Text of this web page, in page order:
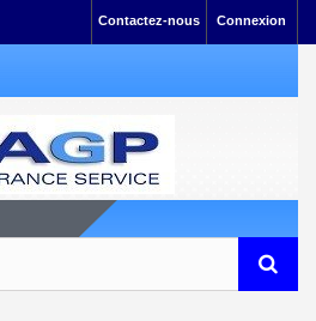
Connexion
Contactez-nous